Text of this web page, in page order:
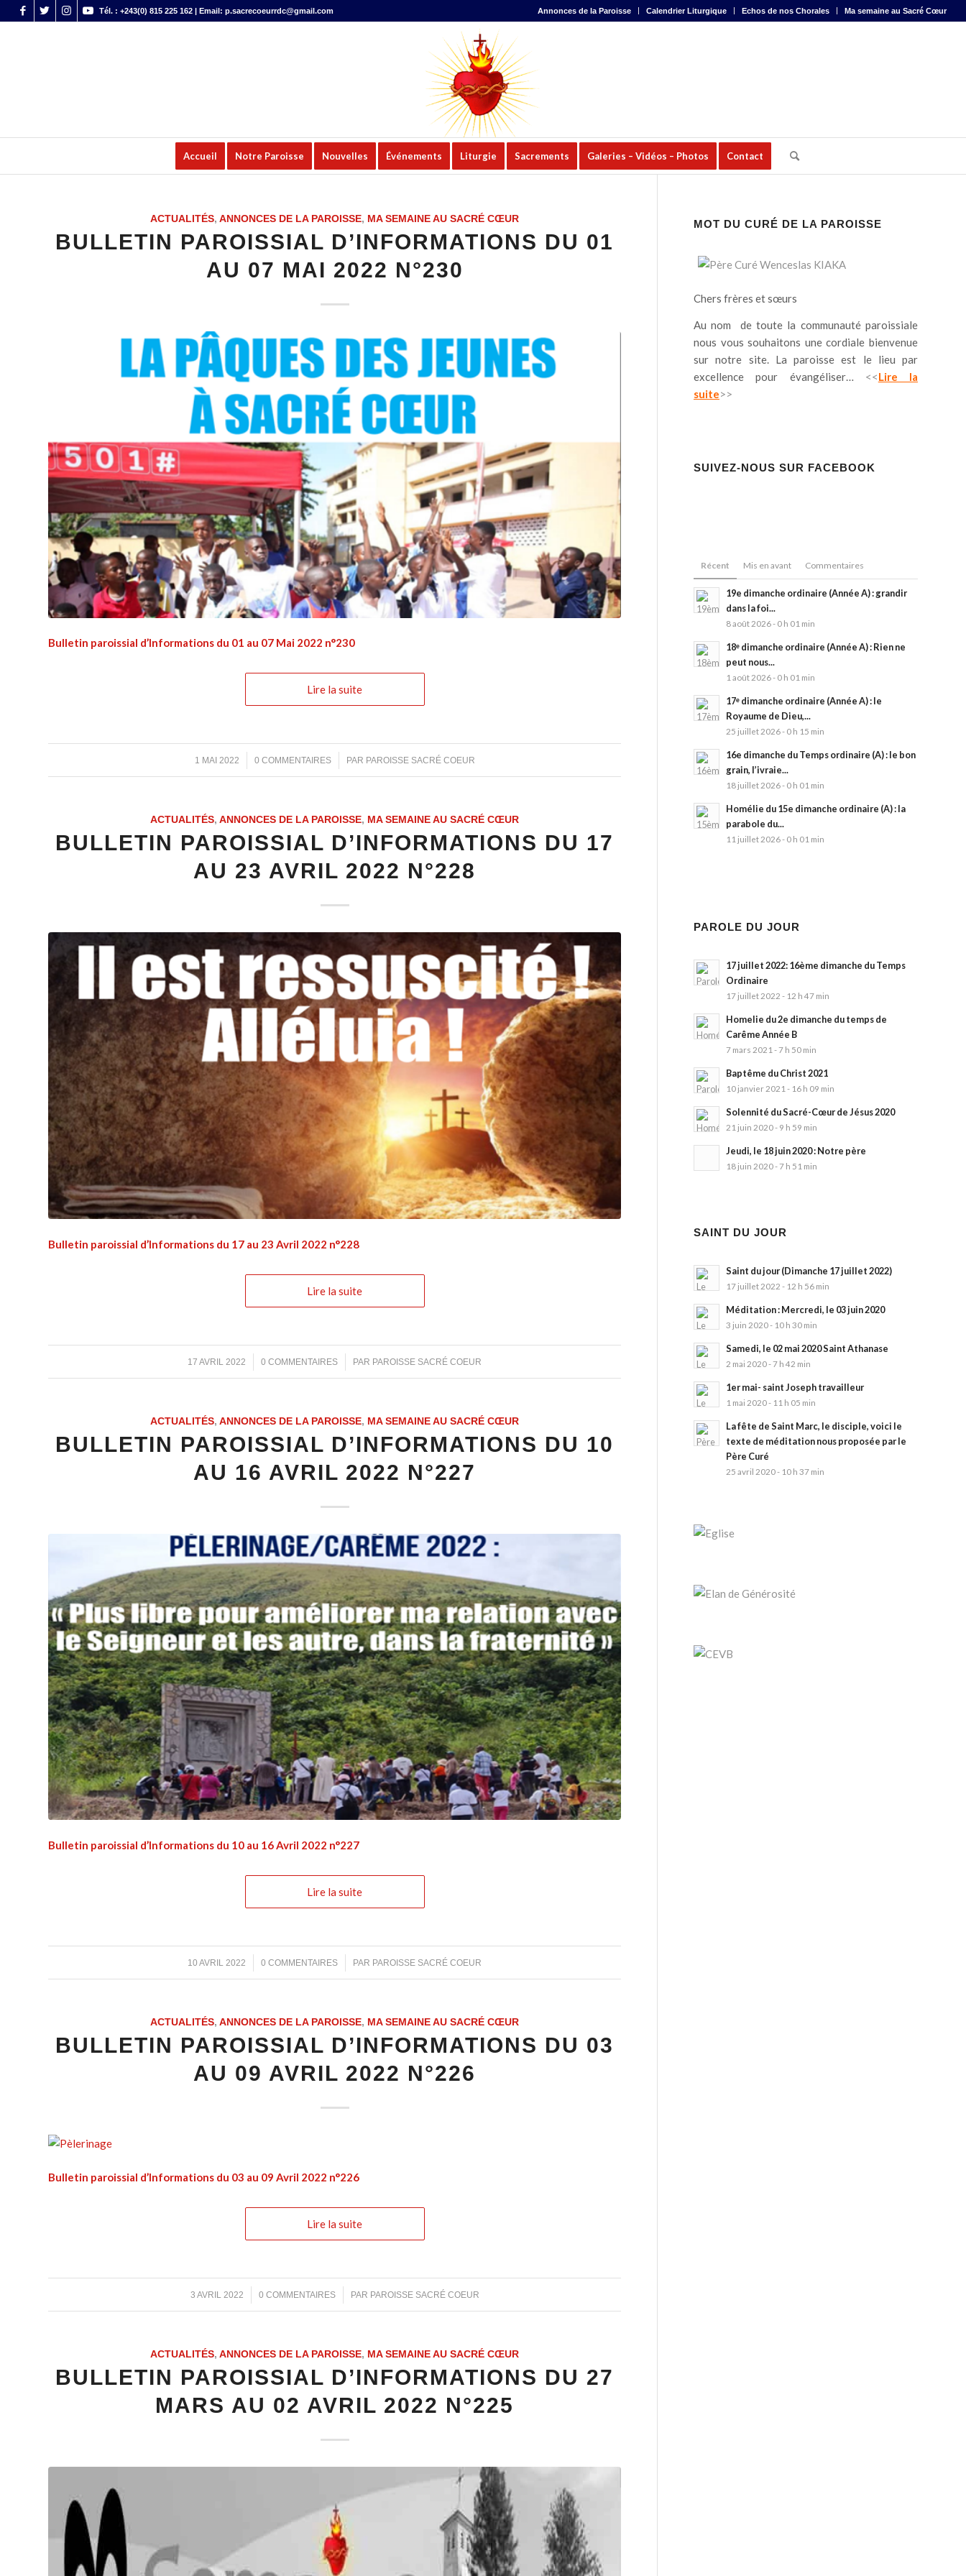
Annonces de la Paroisse Calendrier Liturgique Echos de nos Chorales Ma semaine au Sacré Cœur
Tél. : +243(0) 815 225 162 | Email: p.sacrecoeurrdc@gmail.com
Accueil Notre Paroisse Nouvelles Événements Liturgie Sacrements Galeries – Vidéos – Photos Contact
ACTUALITÉS, ANNONCES DE LA PAROISSE, MA SEMAINE AU SACRÉ CŒUR
BULLETIN PAROISSIAL D’INFORMATIONS DU 01
AU 07 MAI 2022 N°230
Bulletin paroissial d’Informations du 01 au 07 Mai 2022 n°230
Lire la suite
1 MAI 2022
/ 0 COMMENTAIRES
/ PAR PAROISSE SACRÉ COEUR
ACTUALITÉS, ANNONCES DE LA PAROISSE, MA SEMAINE AU SACRÉ CŒUR
BULLETIN PAROISSIAL D’INFORMATIONS DU 17
AU 23 AVRIL 2022 N°228
Bulletin paroissial d’Informations du 17 au 23 Avril 2022 n°228
Lire la suite
17 AVRIL 2022
/ 0 COMMENTAIRES
/ PAR PAROISSE SACRÉ COEUR
ACTUALITÉS, ANNONCES DE LA PAROISSE, MA SEMAINE AU SACRÉ CŒUR
BULLETIN PAROISSIAL D’INFORMATIONS DU 10
AU 16 AVRIL 2022 N°227
Bulletin paroissial d’Informations du 10 au 16 Avril 2022 n°227
Lire la suite
10 AVRIL 2022
/ 0 COMMENTAIRES
/ PAR PAROISSE SACRÉ COEUR
ACTUALITÉS, ANNONCES DE LA PAROISSE, MA SEMAINE AU SACRÉ CŒUR
BULLETIN PAROISSIAL D’INFORMATIONS DU 03
AU 09 AVRIL 2022 N°226
Bulletin paroissial d’Informations du 03 au 09 Avril 2022 n°226
Lire la suite
3 AVRIL 2022
/ 0 COMMENTAIRES
/ PAR PAROISSE SACRÉ COEUR
ACTUALITÉS, ANNONCES DE LA PAROISSE, MA SEMAINE AU SACRÉ CŒUR
BULLETIN PAROISSIAL D’INFORMATIONS DU 27
MARS AU 02 AVRIL 2022 N°225
MOT DU CURÉ DE LA PAROISSE
Chers frères et sœurs
Au nom de toute la communauté paroissiale
nous vous souhaitons une cordiale bienvenue
sur notre site. La paroisse est le lieu par
excellence pour évangéliser…
<<Lire la
suite>>
SUIVEZ-NOUS SUR FACEBOOK
Récent Mis en avant Commentaires
19e dimanche ordinaire (Année A) : grandir
dans la foi...
8 août 2026 - 0 h 01 min
18ᵉ dimanche ordinaire (Année A) : Rien ne
peut nous...
1 août 2026 - 0 h 01 min
17ᵉ dimanche ordinaire (Année A) : le
Royaume de Dieu,...
25 juillet 2026 - 0 h 15 min
16e dimanche du Temps ordinaire (A) : le bon
grain, l’ivraie...
18 juillet 2026 - 0 h 01 min
Homélie du 15e dimanche ordinaire (A) : la
parabole du...
11 juillet 2026 - 0 h 01 min
PAROLE DU JOUR
17 juillet 2022: 16ème dimanche du Temps
Ordinaire
17 juillet 2022 - 12 h 47 min
Homelie du 2e dimanche du temps de
Carême Année B
7 mars 2021 - 7 h 50 min
Baptême du Christ 2021
10 janvier 2021 - 16 h 09 min
Solennité du Sacré-Cœur de Jésus 2020
21 juin 2020 - 9 h 59 min
Jeudi, le 18 juin 2020 : Notre père
18 juin 2020 - 7 h 51 min
SAINT DU JOUR
Saint du jour (Dimanche 17 juillet 2022)
17 juillet 2022 - 12 h 56 min
Méditation : Mercredi, le 03 juin 2020
3 juin 2020 - 10 h 30 min
Samedi, le 02 mai 2020 Saint Athanase
2 mai 2020 - 7 h 42 min
1er mai- saint Joseph travailleur
1 mai 2020 - 11 h 05 min
La fête de Saint Marc, le disciple, voici le
texte de méditation nous proposée par le
Père Curé
25 avril 2020 - 10 h 37 min